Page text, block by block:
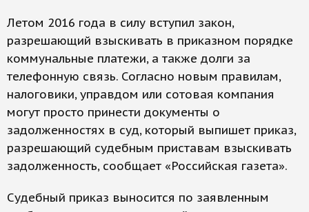
Летом 2016 года в силу вступил закон,
разрешающий взыскивать в приказном порядке
коммунальные платежи, а также долги за
телефонную связь. Согласно новым правилам,
налоговики, управдом или сотовая компания
могут просто принести документы о
задолженностях в суд, который выпишет приказ,
разрешающий судебным приставам взыскивать
задолженность, сообщает «Российская газета».
Судебный приказ выносится по заявленным